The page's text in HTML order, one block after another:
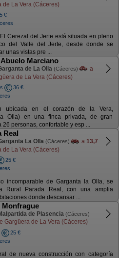
de La Vera (Cáceres)
€
Cerezal del Jerte está situada en pleno
del Valle del Jerte, desde donde se
unas vistas pre ...
Marciano
de La Olla (Cáceres)
a
de La Vera (Cáceres)
36 €
ubicada en el corazón de la Vera,
Olla) en una finca privada, de gran
26 personas, confortable y esp ...
Real
La Olla (Cáceres) a 13,7
de La Vera (Cáceres)
25 €
incomparable de Garganta la Olla, se
Rural Parada Real, con una amplia
donde descansar ...
Monfrague
de Plasencia (Cáceres)
Gargüera de La Vera (Cáceres)
25 €
de nueva construcción con categoría